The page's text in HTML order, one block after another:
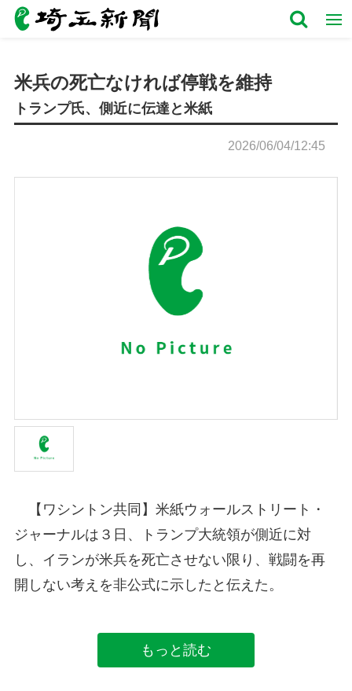
米兵の死亡なければ停戦を維持
トランプ氏、側近に伝達と米紙
2026/06/04/12:45
【ワシントン共同】米紙ウォールストリート・
ジャーナルは３日、トランプ大統領が側近に対
し、イランが米兵を死亡させない限り、戦闘を再
開しない考えを非公式に示したと伝えた。
もっと読む